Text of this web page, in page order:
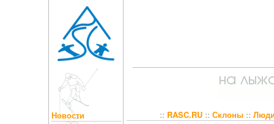
Новости
:: RASC.RU:: Склоны::